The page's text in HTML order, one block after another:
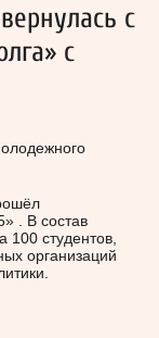
с
с
. В состав
100 студентов,
организаций